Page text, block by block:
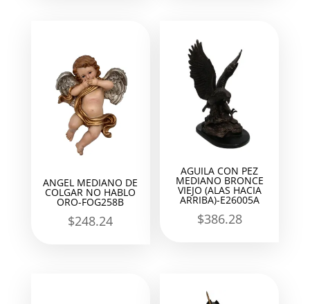
ANGEL MEDIANO DE
COLGAR NO HABLO
ORO-FOG258B
$248.24
AGUILA CON PEZ
MEDIANO BRONCE
VIEJO (ALAS HACIA
ARRIBA)-E26005A
$386.28